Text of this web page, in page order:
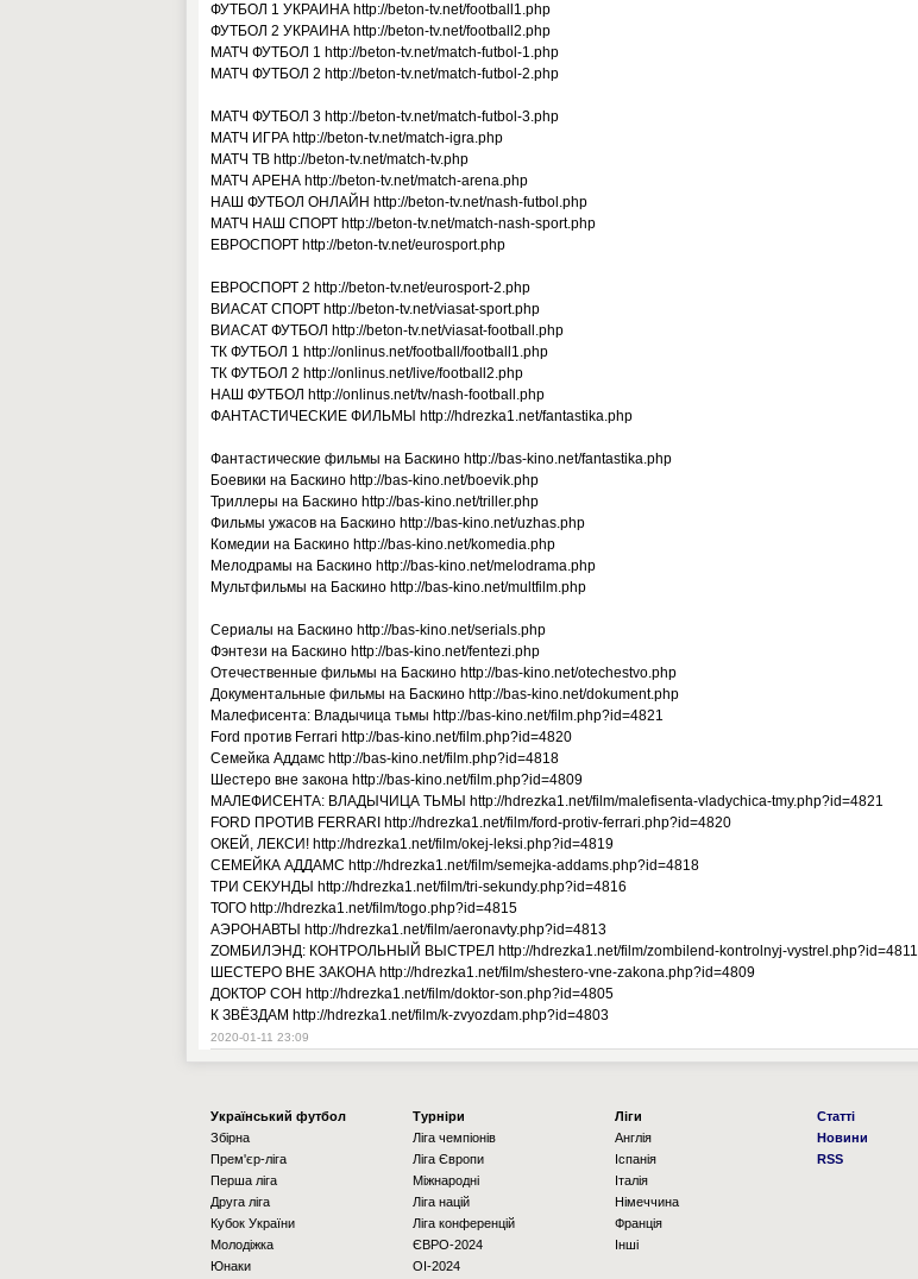
ФУТБОЛ 1 УКРАИНА http://beton-tv.net/football1.php
ФУТБОЛ 2 УКРАИНА http://beton-tv.net/football2.php
МАТЧ ФУТБОЛ 1 http://beton-tv.net/match-futbol-1.php
МАТЧ ФУТБОЛ 2 http://beton-tv.net/match-futbol-2.php
МАТЧ ФУТБОЛ 3 http://beton-tv.net/match-futbol-3.php
МАТЧ ИГРА http://beton-tv.net/match-igra.php
МАТЧ ТВ http://beton-tv.net/match-tv.php
МАТЧ АРЕНА http://beton-tv.net/match-arena.php
НАШ ФУТБОЛ ОНЛАЙН http://beton-tv.net/nash-futbol.php
МАТЧ НАШ СПОРТ http://beton-tv.net/match-nash-sport.php
ЕВРОСПОРТ http://beton-tv.net/eurosport.php
ЕВРОСПОРТ 2 http://beton-tv.net/eurosport-2.php
ВИАСАТ СПОРТ http://beton-tv.net/viasat-sport.php
ВИАСАТ ФУТБОЛ http://beton-tv.net/viasat-football.php
ТК ФУТБОЛ 1 http://onlinus.net/football/football1.php
ТК ФУТБОЛ 2 http://onlinus.net/live/football2.php
НАШ ФУТБОЛ http://onlinus.net/tv/nash-football.php
ФАНТАСТИЧЕСКИЕ ФИЛЬМЫ http://hdrezka1.net/fantastika.php
Фантастические фильмы на Баскино http://bas-kino.net/fantastika.php
Боевики на Баскино http://bas-kino.net/boevik.php
Триллеры на Баскино http://bas-kino.net/triller.php
Фильмы ужасов на Баскино http://bas-kino.net/uzhas.php
Комедии на Баскино http://bas-kino.net/komedia.php
Мелодрамы на Баскино http://bas-kino.net/melodrama.php
Мультфильмы на Баскино http://bas-kino.net/multfilm.php
Сериалы на Баскино http://bas-kino.net/serials.php
Фэнтези на Баскино http://bas-kino.net/fentezi.php
Отечественные фильмы на Баскино http://bas-kino.net/otechestvo.php
Документальные фильмы на Баскино http://bas-kino.net/dokument.php
Малефисента: Владычица тьмы http://bas-kino.net/film.php?id=4821
Ford против Ferrari http://bas-kino.net/film.php?id=4820
Семейка Аддамс http://bas-kino.net/film.php?id=4818
Шестеро вне закона http://bas-kino.net/film.php?id=4809
МАЛЕФИСЕНТА: ВЛАДЫЧИЦА ТЬМЫ http://hdrezka1.net/film/malefisenta-vladychica-tmy.php?id=4821
FORD ПРОТИВ FERRARI http://hdrezka1.net/film/ford-protiv-ferrari.php?id=4820
ОКЕЙ, ЛЕКСИ! http://hdrezka1.net/film/okej-leksi.php?id=4819
СЕМЕЙКА АДДАМС http://hdrezka1.net/film/semejka-addams.php?id=4818
ТРИ СЕКУНДЫ http://hdrezka1.net/film/tri-sekundy.php?id=4816
ТОГО http://hdrezka1.net/film/togo.php?id=4815
АЭРОНАВТЫ http://hdrezka1.net/film/aeronavty.php?id=4813
ZОМБИЛЭНД: КОНТРОЛЬНЫЙ ВЫСТРЕЛ http://hdrezka1.net/film/zombilend-kontrolnyj-vystrel.php?id=4811
ШЕСТЕРО ВНЕ ЗАКОНА http://hdrezka1.net/film/shestero-vne-zakona.php?id=4809
ДОКТОР СОН http://hdrezka1.net/film/doktor-son.php?id=4805
К ЗВЁЗДАМ http://hdrezka1.net/film/k-zvyozdam.php?id=4803
2020-01-11 23:09
Українcький футбол
Збірна
Прем'єр-ліга
Перша ліга
Друга ліга
Кубок України
Молодіжка
Юнаки
Турніри
Ліга чемпіонів
Ліга Європи
Міжнародні
Ліга націй
Ліга конференцій
ЄВРО-2024
OI-2024
Ліги
Англія
Іспанія
Італія
Німеччина
Франція
Інші
Статті
Новини
RSS